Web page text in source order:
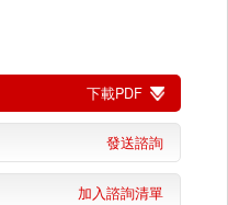
下載PDF
發送諮詢
加入諮詢清單